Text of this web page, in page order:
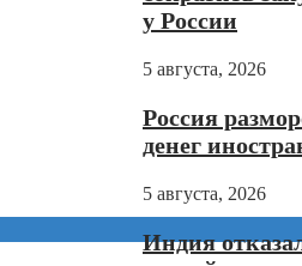
у России
5 августа, 2026
Россия
денег
5 августа, 2026
Индия